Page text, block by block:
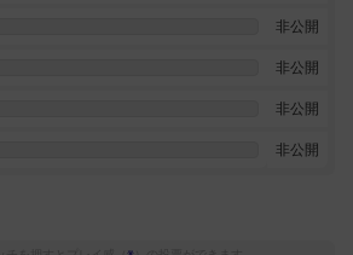
非公開
非公開
非公開
非公開